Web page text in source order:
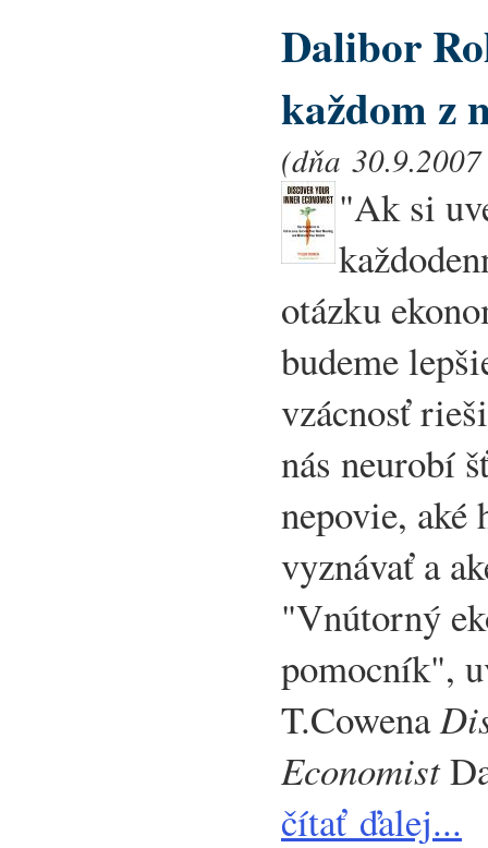
Dalibor
každom z
(dňa
"Ak si
otázku
budeme
vzácnosť
nás neurobí
nepovie, aké
vyznávať a
"Vnútorný
pomocník",
T.Cowena
Economist
čítať ďalej...